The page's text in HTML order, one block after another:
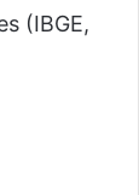
(IBGE,